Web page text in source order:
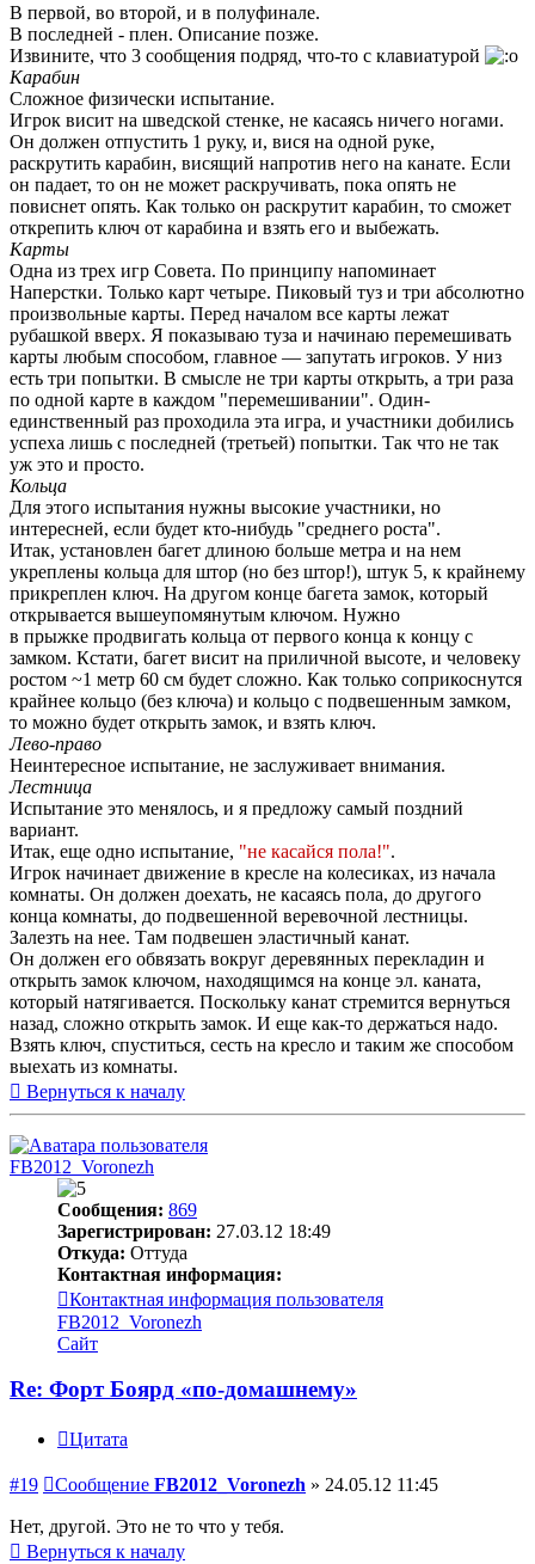
В первой, во второй, и в полуфинале.
В последней - плен. Описание позже.
Извините, что 3 сообщения подряд, что-то с клавиатурой
Карабин
Сложное физически испытание.
Игрок висит на шведской стенке, не касаясь ничего ногами.
Он должен отпустить 1 руку, и, вися на одной руке,
раскрутить карабин, висящий напротив него на канате. Если
он падает, то он не может раскручивать, пока опять не
повиснет опять. Как только он раскрутит карабин, то сможет
открепить ключ от карабина и взять его и выбежать.
Карты
Одна из трех игр Совета. По принципу напоминает
Наперстки. Только карт четыре. Пиковый туз и три абсолютно
произвольные карты. Перед началом все карты лежат
рубашкой вверх. Я показываю туза и начинаю перемешивать
карты любым способом, главное — запутать игроков. У низ
есть три попытки. В смысле не три карты открыть, а три раза
по одной карте в каждом "перемешивании". Один-
единственный раз проходила эта игра, и участники добились
успеха лишь с последней (третьей) попытки. Так что не так
уж это и просто.
Кольца
Для этого испытания нужны высокие участники, но
интересней, если будет кто-нибудь "среднего роста".
Итак, установлен багет длиною больше метра и на нем
укреплены кольца для штор (но без штор!), штук 5, к крайнему
прикреплен ключ. На другом конце багета замок, который
открывается вышеупомянутым ключом. Нужно
в прыжке продвигать кольца от первого конца к концу с
замком. Кстати, багет висит на приличной высоте, и человеку
ростом ~1 метр 60 см будет сложно. Как только соприкоснутся
крайнее кольцо (без ключа) и кольцо с подвешенным замком,
то можно будет открыть замок, и взять ключ.
Лево-право
Неинтересное испытание, не заслуживает внимания.
Лестница
Испытание это менялось, и я предложу самый поздний
вариант.
Итак, еще одно испытание, "не касайся пола!".
Игрок начинает движение в кресле на колесиках, из начала
комнаты. Он должен доехать, не касаясь пола, до другого
конца комнаты, до подвешенной веревочной лестницы.
Залезть на нее. Там подвешен эластичный канат.
Он должен его обвязать вокруг деревянных перекладин и
открыть замок ключом, находящимся на конце эл. каната,
который натягивается. Поскольку канат стремится вернуться
назад, сложно открыть замок. И еще как-то держаться надо.
Взять ключ, спуститься, сесть на кресло и таким же способом
выехать из комнаты.
Вернуться к началу
FB2012_Voronezh
Сообщения: 869
Зарегистрирован: 27.03.12 18:49
Откуда: Оттуда
Контактная информация:
Контактная информация пользователя
FB2012_Voronezh
Сайт
Re: Форт Боярд «по-домашнему»
Цитата
#19 Сообщение FB2012_Voronezh » 24.05.12 11:45
Нет, другой. Это не то что у тебя.
Вернуться к началу